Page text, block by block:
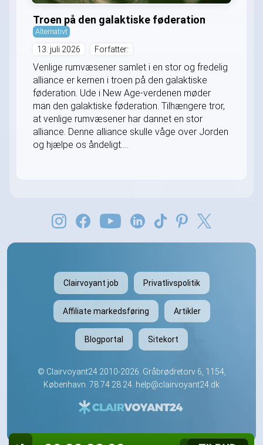
Troen på den galaktiske føderation
Alternativt
13. juli 2026 Forfatter:
Venlige rumvæsener samlet i en stor og fredelig
alliance er kernen i troen på den galaktiske
føderation. Ude i New Age-verdenen møder
man den galaktiske føderation. Tilhængere tror,
at venlige rumvæsener har dannet en stor
alliance. Denne alliance skulle våge over Jorden
og hjælpe os åndeligt....
Clairvoyant job Privatlivspolitik
Affiliate markedsføring Artikler
Blogportal Sitekort
© Clairvoyant242010-2026. Gråbrødretorv 6, 1154,
København. 78 74 28 24 help@clairvoyant24.dk